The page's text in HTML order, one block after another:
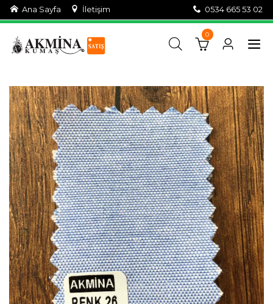
Ana Sayfa İletişim 0534 665 53 02
0